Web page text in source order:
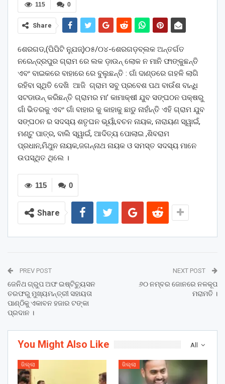
0
115
Share
ଶେରଗଡ,(ପିପିଟି ନ୍ଯୁଜ୍)୦୫/୦୪-ଶେରଗଡ଼ବ୍ଲକ ଅନ୍ତର୍ଗତ
ନରେନ୍ଦ୍ରପୁର ଗ୍ରାମ ରେ ଲକ ଡ଼ାଉନ୍ ଲୋକ ନ ମାନି ଫାଙ୍କୁଛନ୍ତି
ଏବଂ ବାଇକରେ ବାହାରେ ରେ ବୁଲୁଛନ୍ତି : ଗାଁ ଦାଣ୍ଡରେ ଗହଳି ଲାଗି
ରହିବା ସ୍ଥିତି ଦେଖି ଆଜି ଗ୍ରାମ ସବୁ ପ୍ରବେଶ ପଥ ବାଉଁଶ ବାନ୍ଧି
ସଟଡାଉନ୍ କରିଛନ୍ତି ଗ୍ରାମର ମା’ କାମାକ୍ଷୀ ଯୁବ ସଙ୍ଘଠନ ପକ୍ଷରୁ
ଗାଁ ଭିତରକୁ ଏବଂ ଗାଁ ବାହାର କୁ କାହାକୁ ଛାଡୁ ନାହାଁନ୍ତି ଏହି ଗ୍ରାମ ଯୁବ
ସଙ୍ଘଠନ ର ସଦସ୍ୟ ଶତୃଘନ ଭୂୟାଁ,ବଚନ ନାୟକ, ନାରାୟଣ ସ୍ୱାଇଁ,
ମଣ୍ଟୁ ପାତ୍ର, ବାଲି ସ୍ୱାଇଁ, ଆଦିତ୍ୟ ପୋଲାଇ ,ଶିବରାମ
ପ୍ରଧାନ,ମିଥୁନ ନାୟକ,ଜଗନ୍ନାଥ ନାୟକ ଓ ସମସ୍ତ ସଦସ୍ୟ ମାନେ
ଉପସ୍ଥିତ ଥିଲେ ।
0
115
Share
PREV POST
ଜେନିଥ ଗ୍ରୁପ ଅଫ ଇଷ୍ଟିଚ୍ୟୁସନ
ତରଫରୁ ମୁଖ୍ୟମନ୍ତ୍ରୀ ସହାୟତା
ପାଣ୍ଠିକୁ ଏକାବନ ହଜାର ଟଙ୍କା
ପ୍ରଦାନ ।
NEXT POST
୬୦ ନମ୍ବର ଜୋନରେ ନଳକୂପ
ମରାମତି ।
All
You Might Also Like
ଜିଲ୍ଲା ଜିଲ୍ଲା